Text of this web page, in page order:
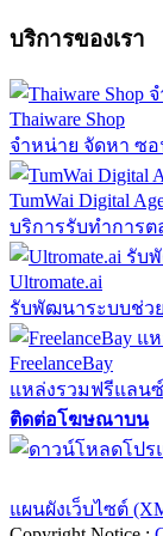
บริการของเรา
Thaiware Shop
จำหน่าย จัดหา ซ
TumWai Digital
บริการรับทำการ
Ultromate.ai
รับพัฒนาระบบช่ว
FreelanceBay
แหล่งรวมฟรีแลน
ติดต่อโฆษณาบน
แผนผังเว็บไซต์